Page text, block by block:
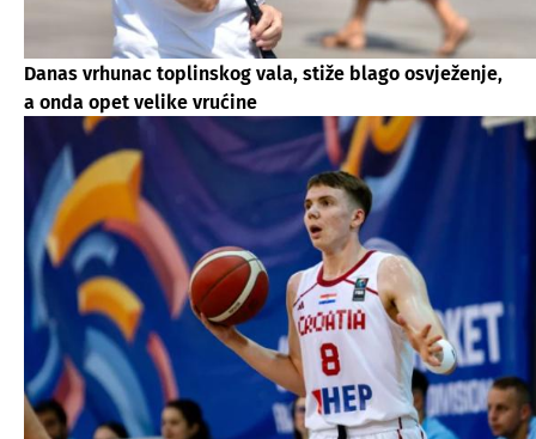
Danas vrhunac toplinskog vala, stiže blago osvježenje,
a onda opet velike vrućine